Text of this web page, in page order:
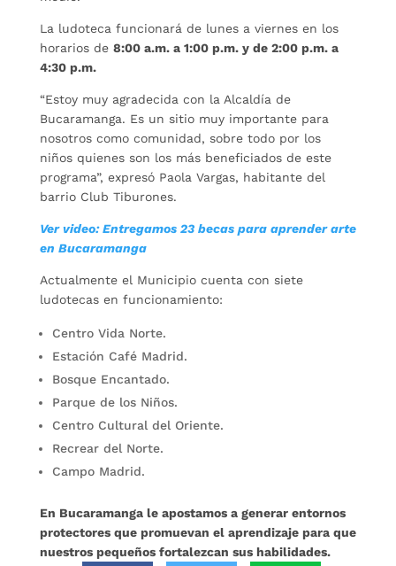
La ludoteca funcionará de lunes a viernes en los
horarios de 8:00 a.m. a 1:00 p.m. y de 2:00 p.m. a
4:30 p.m.
“Estoy muy agradecida con la Alcaldía de
Bucaramanga. Es un sitio muy importante para
nosotros como comunidad, sobre todo por los
niños quienes son los más beneficiados de este
programa”, expresó Paola Vargas, habitante del
barrio Club Tiburones.
Ver video: Entregamos 23 becas para aprender arte
en Bucaramanga
Actualmente el Municipio cuenta con siete
ludotecas en funcionamiento:
Centro Vida Norte.
Estación Café Madrid.
Bosque Encantado.
Parque de los Niños.
Centro Cultural del Oriente.
Recrear del Norte.
Campo Madrid.
En Bucaramanga le apostamos a generar entornos
protectores que promuevan el aprendizaje para que
nuestros pequeños fortalezcan sus habilidades.